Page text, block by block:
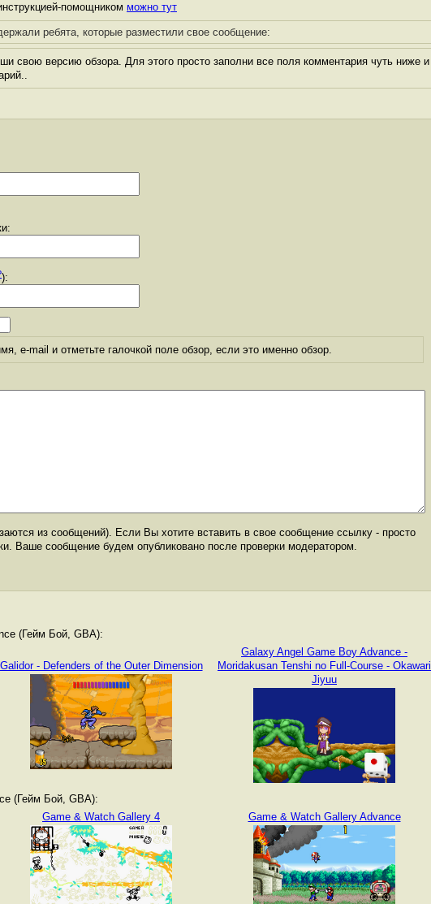
помощником можно тут
ребята, которые разместили свое сообщение:
свою версию обзора. Для этого просто заполни все поля комментария чуть ниже и
):
e-mail и отметьте галочкой поле обзор, если это именно обзор.
из сообщений). Если Вы хотите вставить в свое сообщение ссылку - просто
Ваше сообщение будем опубликовано после проверки модератором.
(Гейм Бой, GBA):
Galidor - Defenders of the Outer Dimension
Galaxy Angel Game Boy Advance -
Moridakusan Tenshi no Full-Course - Okawari
Jiyuu
(Гейм Бой, GBA):
Game & Watch Gallery 4 Game & Watch Gallery Advance